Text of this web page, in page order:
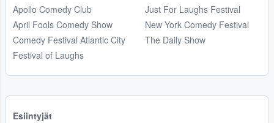
Apollo Comedy Club
April Fools Comedy Show
Comedy Festival Atlantic City
Festival of Laughs
Just For Laughs Festival
New York Comedy Festival
The Daily Show
Esiintyjät